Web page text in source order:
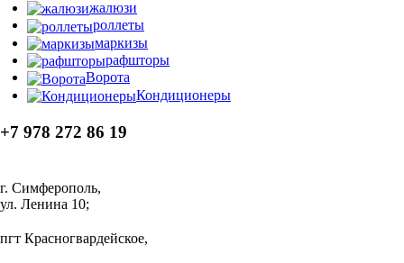
жалюзи
роллеты
маркизы
рафшторы
Ворота
Кондиционеры
+7 978 272 86 19
г. Симферополь,
ул. Ленина 10;
пгт Красногвардейское,